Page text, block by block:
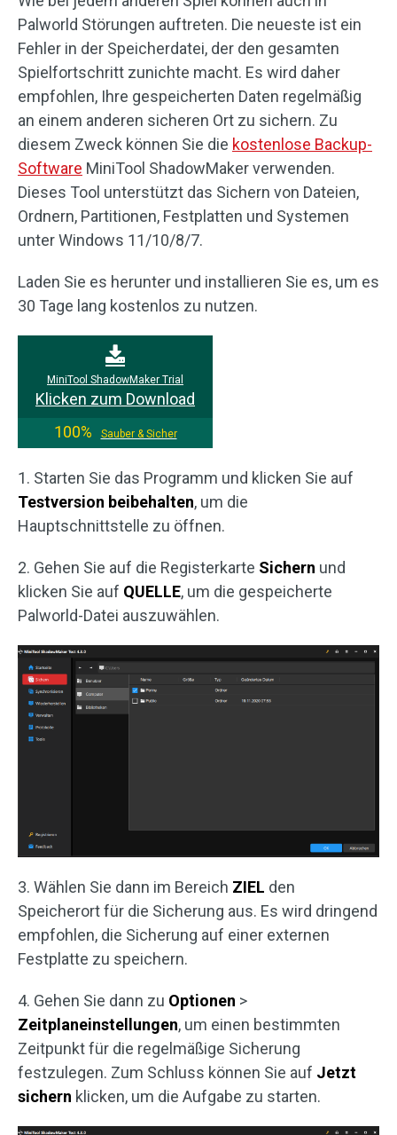
Palworld Störungen auftreten. Die neueste ist ein
Fehler in der Speicherdatei, der den gesamten
Spielfortschritt zunichte macht. Es wird daher
empfohlen, Ihre gespeicherten Daten regelmäßig
an einem anderen sicheren Ort zu sichern. Zu
diesem Zweck können Sie die kostenlose Backup-
Software MiniTool ShadowMaker verwenden.
Dieses Tool unterstützt das Sichern von Dateien,
Ordnern, Partitionen, Festplatten und Systemen
unter Windows 11/10/8/7.
Laden Sie es herunter und installieren Sie es, um es
30 Tage lang kostenlos zu nutzen.
MiniTool ShadowMaker Trial
Klicken zum Download
100%
Sauber & Sicher
1. Starten Sie das Programm und klicken Sie auf
Testversion beibehalten, um die
Hauptschnittstelle zu öffnen.
2. Gehen Sie auf die Registerkarte Sichern und
klicken Sie auf QUELLE, um die gespeicherte
Palworld-Datei auszuwählen.
3. Wählen Sie dann im Bereich ZIEL den
Speicherort für die Sicherung aus. Es wird dringend
empfohlen, die Sicherung auf einer externen
Festplatte zu speichern.
4. Gehen Sie dann zu Optionen >
Zeitplaneinstellungen, um einen bestimmten
Zeitpunkt für die regelmäßige Sicherung
festzulegen. Zum Schluss können Sie auf Jetzt
sichern klicken, um die Aufgabe zu starten.